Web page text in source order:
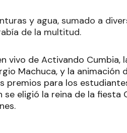
y agua, sumado a
de la multitud.
vivo de Activando Cumbia,
Machuca, y la animación
premios para los
eligió la reina de la fiesta